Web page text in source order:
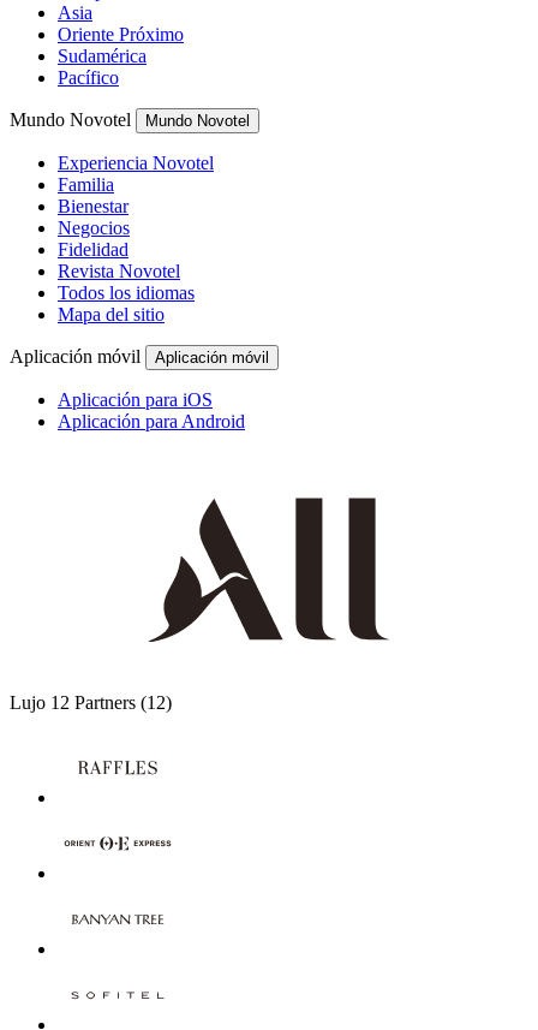
Asia
Oriente Próximo
Sudamérica
Pacífico
Mundo Novotel Mundo Novotel
Experiencia Novotel
Familia
Bienestar
Negocios
Fidelidad
Revista Novotel
Todos los idiomas
Mapa del sitio
Aplicación móvil Aplicación móvil
Aplicación para iOS
Aplicación para Android
Lujo 12 Partners (12)